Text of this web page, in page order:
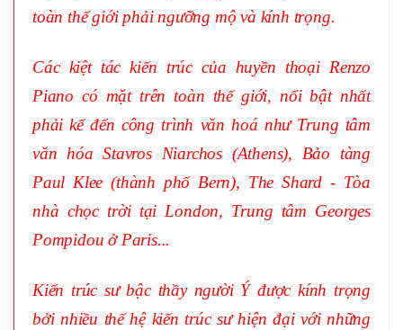
toàn thế giới phải ngưỡng mộ và kính trọng.
Các kiệt tác kiến trúc của huyền thoại Renzo
Piano có mặt trên toàn thế giới, nổi bật nhất
phải kể đến công trình văn hoá như Trung tâm
văn hóa Stavros Niarchos (Athens), Bảo tàng
Paul Klee (thành phố Bern), The Shard - Tòa
nhà chọc trời tại London, Trung tâm Georges
Pompidou ở Paris...
Kiến trúc sư bậc thầy người Ý được kính trọng
bởi nhiều thế hệ kiến trúc sư hiện đại với những